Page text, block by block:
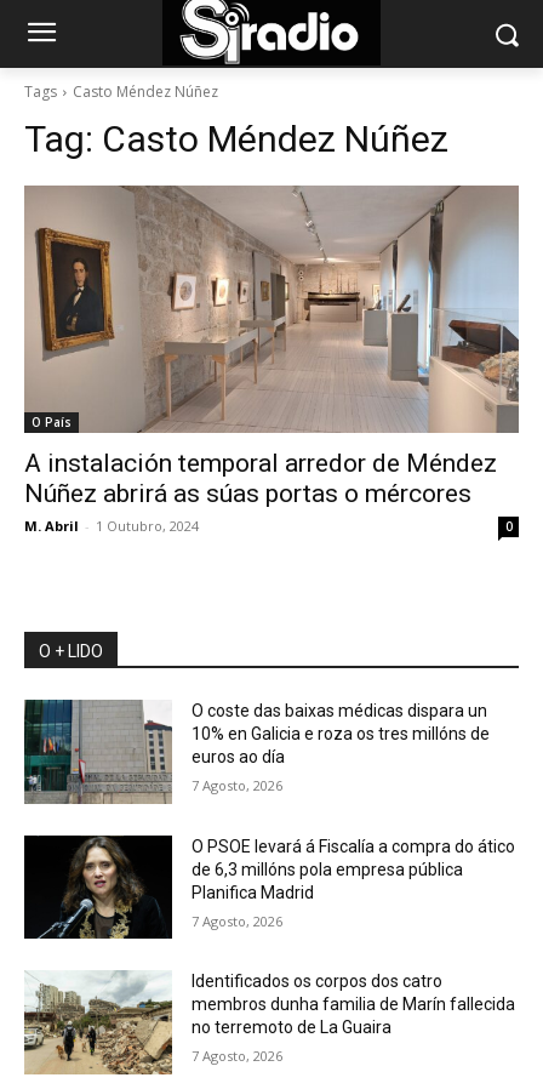
Tags Casto Méndez Núñez
Tag: Casto Méndez Núñez
O País
A instalación temporal arredor de Méndez
Núñez abrirá as súas portas o mércores
M. Abril - 1 Outubro, 2024 0
O + LIDO
O coste das baixas médicas dispara un
10% en Galicia e roza os tres millóns de
euros ao día
7 Agosto, 2026
O PSOE levará á Fiscalía a compra do ático
de 6,3 millóns pola empresa pública
Planifica Madrid
7 Agosto, 2026
Identificados os corpos dos catro
membros dunha familia de Marín fallecida
no terremoto de La Guaira
7 Agosto, 2026